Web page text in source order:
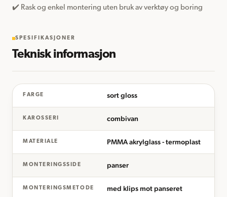
✔️ Rask og enkel montering uten bruk av verktøy og boring
SPESIFIKASJONER
Teknisk informasjon
FARGE sort gloss
KAROSSERI combivan
MATERIALE PMMA akrylglass - termoplast
MONTERINGSSIDE panser
MONTERINGSMETODE med klips mot panseret